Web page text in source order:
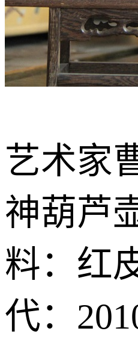
艺术家
神葫芦
料：红
代：